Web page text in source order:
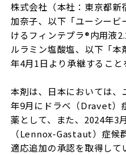
株式会社（本社：東京都
加奈子、以下「ユーシー
けるフィンテプラ®内用液
ルラミン塩酸塩、以下「
年4月1日より承継すること
本剤は、日本においては
年9月にドラベ（Dravet）
薬として、また、2024年3
（Lennox-Gastaut）症候
適応追加の承認を取得して